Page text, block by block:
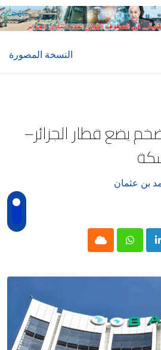
النسخة المصورة
يضع قطار الجزائر–
بن عثمان
LinkedIn
Whatsapp
Cloud